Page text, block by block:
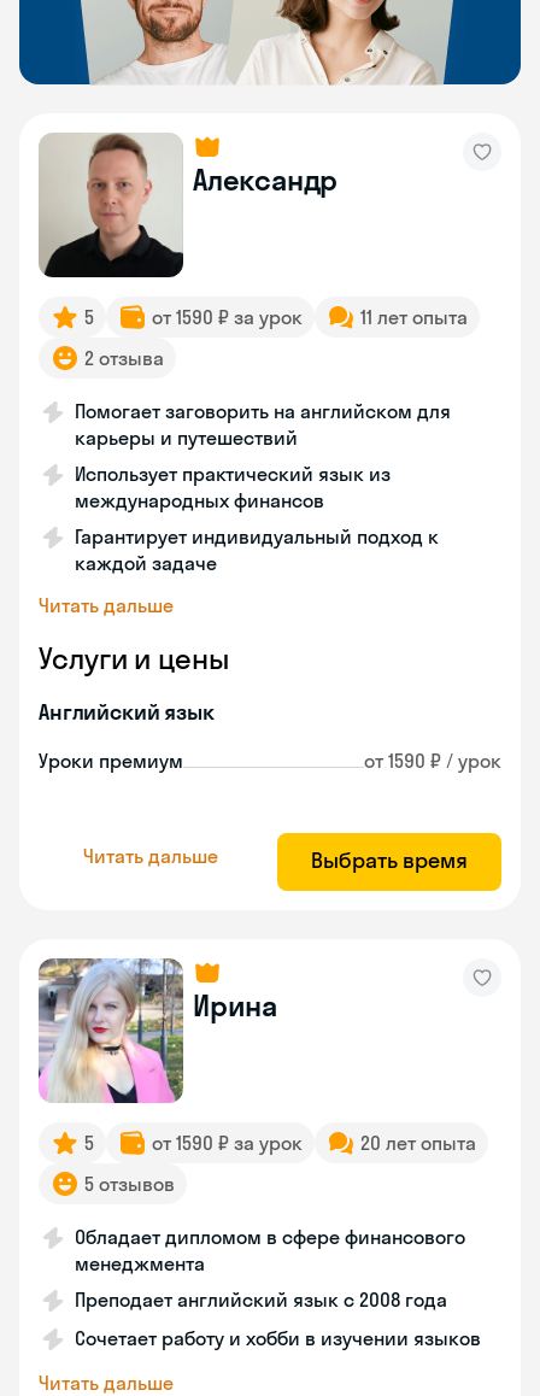
Александр
5 от 1590 ₽ за урок
11 лет опыта
2 отзыва
Помогает заговорить на английском для
карьеры и путешествий
Использует практический язык из
международных финансов
Гарантирует индивидуальный подход к
каждой задаче
Читать дальше
Услуги и цены
Английский язык
Уроки премиум от 1590 ₽ / урок
Читать дальше Выбрать время
Ирина
5 от 1590 ₽ за урок
20 лет опыта
5 отзывов
Обладает дипломом в сфере финансового
менеджмента
Преподает английский язык с 2008 года
Сочетает работу и хобби в изучении языков
Читать дальше